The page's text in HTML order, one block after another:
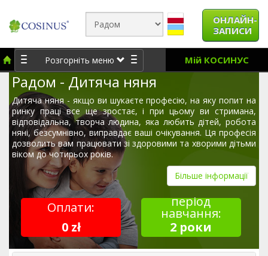
ОНЛАЙН-
ЗАПИСИ
Розгорніть меню Мій КОСИНУС
Радом - Дитяча няня
Дитяча няня - якщо ви шукаєте професію, на яку попит на
ринку праці все ще зростає, і при цьому ви стримана,
відповідальна, творча людина, яка любить дітей, робота
няні, безсумнівно, виправдає ваші очікування. Ця професія
дозволить вам працювати зі здоровими та хворими дітьми
віком до чотирьох років.
Більше інформації
Оплати:
0 zł
період
навчання:
2 роки